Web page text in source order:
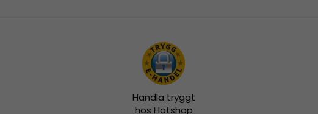
Handla tryggt
hos Hatshop